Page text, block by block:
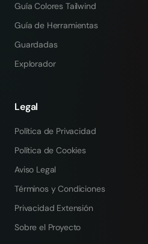
Guía Colores Tailwind
Guía de Herramientas
Guardadas
Explorador
Legal
Política de Privacidad
Política de Cookies
Aviso Legal
Términos y Condiciones
Privacidad Extensión
Sobre el Proyecto